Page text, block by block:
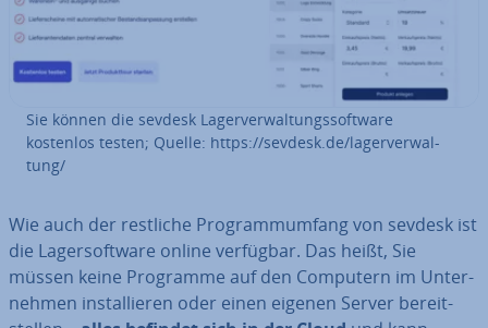
Sie können die sevdesk La­ger­ver­wal­tungs­soft­ware
kostenlos testen; Quelle: https://sevdesk.de/la­ger­ver­wal­
tung/
Wie auch der restliche Pro­gramm­um­fang von sevdesk ist
die La­ger­soft­ware online verfügbar. Das heißt, Sie
müssen keine Programme auf den Computern im Un­ter­
neh­men in­stal­lie­ren oder einen eigenen Server be­reit­